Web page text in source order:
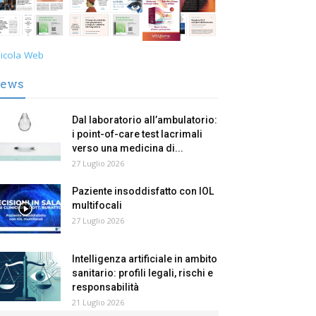
Web
Dal laboratorio all’ambulatorio:
i point-of-care test lacrimali
verso una medicina di...
27 Luglio 2026
Paziente insoddisfatto con IOL
multifocali
27 Luglio 2026
Intelligenza artificiale in ambito
sanitario: profili legali, rischi e
responsabilità
21 Luglio 2026